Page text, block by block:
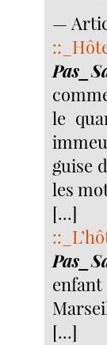
—
le
guise
les
[...]
[...]